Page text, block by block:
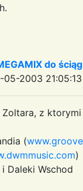
do
05-2003
z
(
)
Daleki Wschod